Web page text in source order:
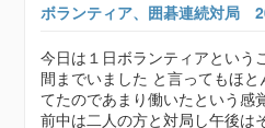
ボランティア、囲碁連続対局
今日は１日ボランティアという
間までいました と言ってもほ
てたのであまり働いたという感
前中は二人の方と対局し午後は